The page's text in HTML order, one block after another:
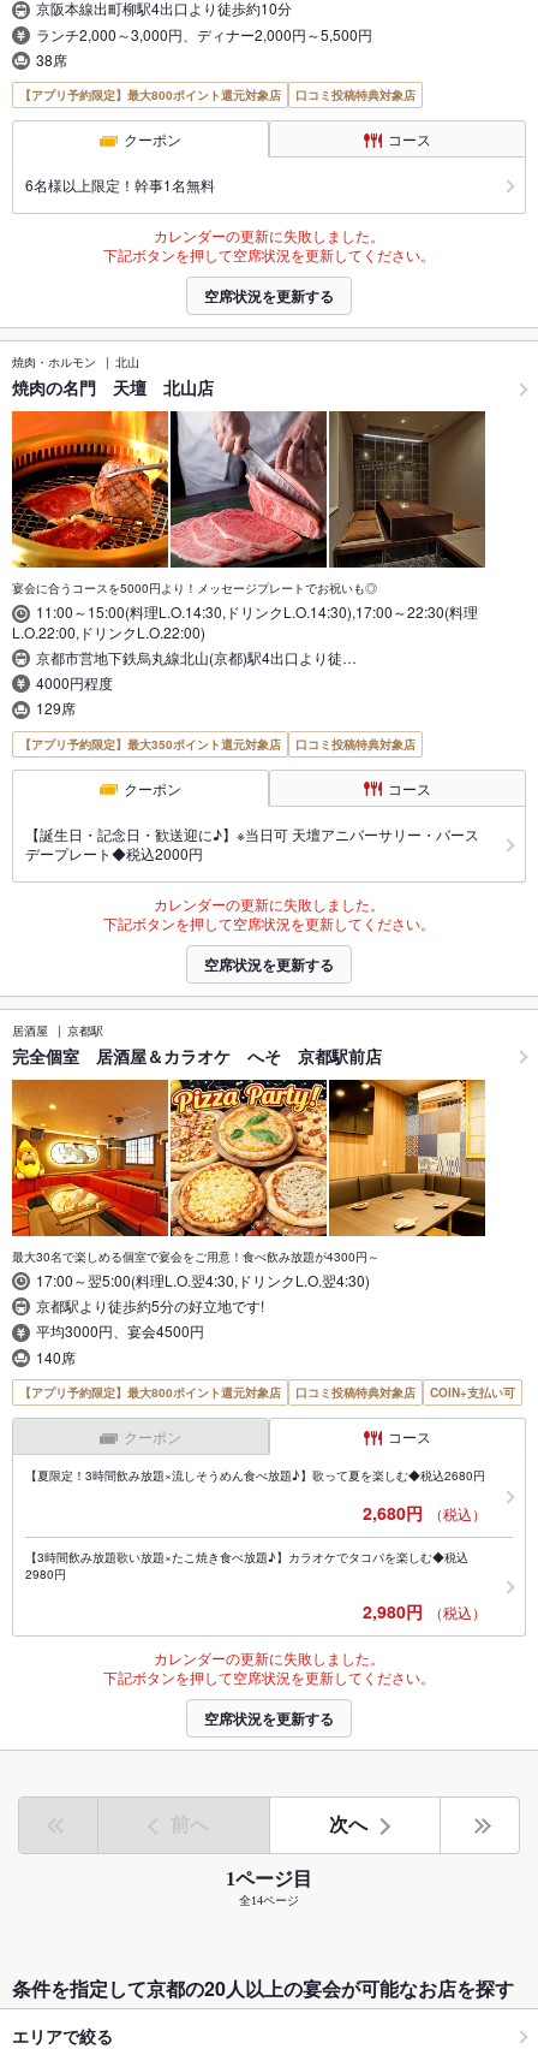
京阪本線出町柳駅4出口より徒歩約10分
ランチ2,000～3,000円、ディナー2,000円～5,500円
38席
【アプリ予約限定】最大800ポイント還元対象店 口コミ投稿特典対象店
クーポン コース
6名様以上限定！幹事1名無料
カレンダーの更新に失敗しました。
下記ボタンを押して空席状況を更新してください。
空席状況を更新する
焼肉・ホルモン 北山
焼肉の名門 天壇 北山店
宴会に合うコースを5000円より！メッセージプレートでお祝いも◎
11:00～15:00(料理L.O.14:30,ドリンクL.O.14:30),17:00～22:30(料理
L.O.22:00,ドリンクL.O.22:00)
京都市営地下鉄烏丸線北山(京都)駅4出口より徒…
4000円程度
129席
【アプリ予約限定】最大350ポイント還元対象店 口コミ投稿特典対象店
クーポン コース
【誕生日・記念日・歓送迎に♪】※当日可 天壇アニバーサリー・バース
デープレート◆税込2000円
カレンダーの更新に失敗しました。
下記ボタンを押して空席状況を更新してください。
空席状況を更新する
居酒屋 京都駅
完全個室 居酒屋＆カラオケ へそ 京都駅前店
最大30名で楽しめる個室で宴会をご用意！食べ飲み放題が4300円～
17:00～翌5:00(料理L.O.翌4:30,ドリンクL.O.翌4:30)
京都駅より徒歩約5分の好立地です!
平均3000円、宴会4500円
140席
【アプリ予約限定】最大800ポイント還元対象店 口コミ投稿特典対象店 COIN+支払い可
クーポン コース
【夏限定！3時間飲み放題×流しそうめん食べ放題♪】歌って夏を楽しむ◆税込2680円
2,680円 （税込）
【3時間飲み放題歌い放題×たこ焼き食べ放題♪】カラオケでタコパを楽しむ◆税込
2980円
2,980円 （税込）
カレンダーの更新に失敗しました。
下記ボタンを押して空席状況を更新してください。
空席状況を更新する
前へ 次へ
1ページ目
全14ページ
条件を指定して京都の20人以上の宴会が可能なお店を探す
エリアで絞る